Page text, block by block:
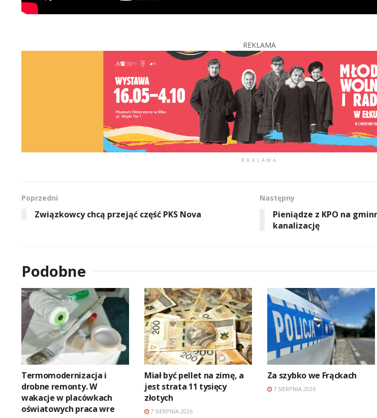
REKLAMA
REKLAMA
Poprzedni
Związkowcy chcą przejąć część PKS Nova
Następny
Pieniądze z KPO na
kanalizację
Podobne
Termomodernizacja i
drobne remonty. W
wakacje w placówkach
oświatowych praca wre
Miał być pellet na zimę, a
jest strata 11 tysięcy
złotych
7 SIERPNIA 2026
Za szybko we Frąckach
7 SIERPNIA 2026